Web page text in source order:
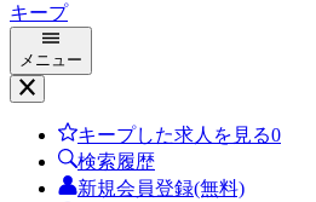
キープ
メニュー
キープした求人を見る0
検索履歴
新規会員登録(無料)